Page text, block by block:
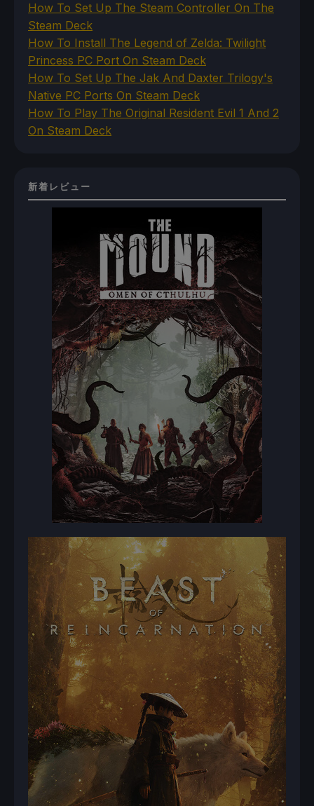
How To Set Up The Steam Controller On The
Steam Deck
How To Install The Legend of Zelda: Twilight
Princess PC Port On Steam Deck
How To Set Up The Jak And Daxter Trilogy's
Native PC Ports On Steam Deck
How To Play The Original Resident Evil 1 And 2
On Steam Deck
新着レビュー